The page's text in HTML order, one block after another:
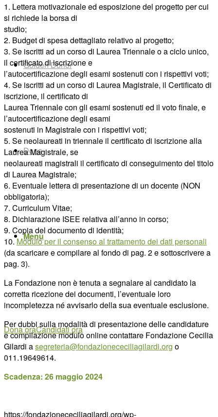
Golden Donor
Dona
Menu
Dona oraCandidati ora
1. Lettera motivazionale ed esposizione del progetto per cui
si richiede la borsa di
studio;
2. Budget di spesa dettagliato relativo al progetto;
3. Se iscritti ad un corso di Laurea Triennale o a ciclo unico,
il certificato di iscrizione e
l’autocertificazione degli esami sostenuti con i rispettivi voti;
4. Se iscritti ad un corso di Laurea Magistrale, il Certificato di
iscrizione, il certificato di
Laurea Triennale con gli esami sostenuti ed il voto finale, e
l’autocertificazione degli esami
sostenuti in Magistrale con i rispettivi voti;
5. Se neolaureati in triennale il certificato di iscrizione alla
Laurea Magistrale, se
neolaureati magistrali il certificato di conseguimento del titolo
di Laurea Magistrale;
6. Eventuale lettera di presentazione di un docente (NON
obbligatoria);
7. Curriculum Vitae;
8. Dichiarazione ISEE relativa all’anno in corso;
9. Copia del documento di identità;
10.Modulo per il consenso al trattamento dei dati personali
(da scaricare e compilare al fondo di pag. 2 e sottoscrivere a
pag. 3).
La Fondazione non è tenuta a segnalare al candidato la
corretta ricezione dei documenti, l’eventuale loro
incompletezza né avvisarlo della sua eventuale esclusione.
Per dubbi sulla modalità di presentazione delle candidature
e compilazione modulo online contattare Fondazione Cecilia
Gilardi asegreteria@fondazionececiliagilardi.org o
011.19649614.
Scadenza: 26 maggio 2024
https://fondazionececiliagilardi.org/wp-